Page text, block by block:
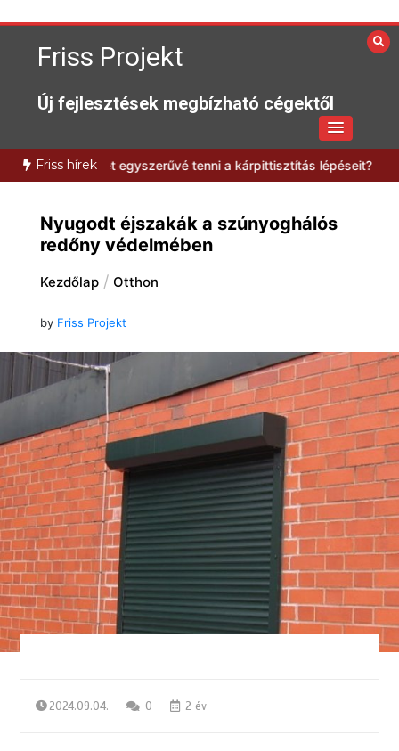
to
contentFriss Projekt
Új fejlesztések megbízható cégektől
Friss hírek
lehet egyszerűvé tenni a kárpittisztítás lépéseit? Milyen
Nyugodt éjszakák a szúnyoghálós
redőny védelmében
Kezdőlap Otthon
by Friss Projekt
2024.09.04. 0 2 év